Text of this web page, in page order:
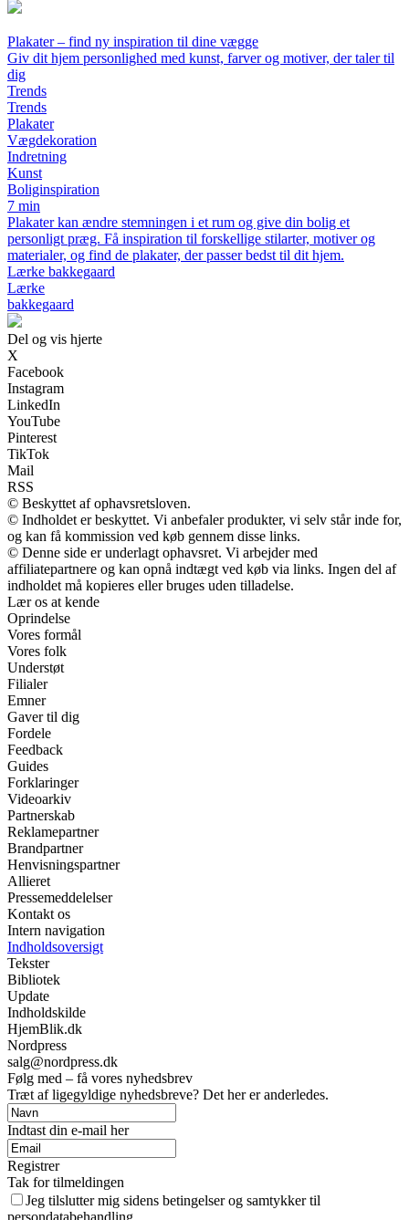
Plakater – find ny inspiration til dine vægge
Giv dit hjem personlighed med kunst, farver og motiver, der taler til
dig
Trends
Trends
Plakater
Vægdekoration
Indretning
Kunst
Boliginspiration
7 min
Plakater kan ændre stemningen i et rum og give din bolig et
personligt præg. Få inspiration til forskellige stilarter, motiver og
materialer, og find de plakater, der passer bedst til dit hjem.
Lærke bakkegaard
Lærke
bakkegaard
Del og vis hjerte
X
Facebook
Instagram
LinkedIn
YouTube
Pinterest
TikTok
Mail
RSS
© Beskyttet af ophavsretsloven.
© Indholdet er beskyttet. Vi anbefaler produkter, vi selv står inde for,
og kan få kommission ved køb gennem disse links.
© Denne side er underlagt ophavsret. Vi arbejder med
affiliatepartnere og kan opnå indtægt ved køb via links. Ingen del af
indholdet må kopieres eller bruges uden tilladelse.
Lær os at kende
Oprindelse
Vores formål
Vores folk
Understøt
Filialer
Emner
Gaver til dig
Fordele
Feedback
Guides
Forklaringer
Videoarkiv
Partnerskab
Reklamepartner
Brandpartner
Henvisningspartner
Allieret
Pressemeddelelser
Kontakt os
Intern navigation
Indholdsoversigt
Tekster
Bibliotek
Update
Indholdskilde
HjemBlik.dk
Nordpress
salg@nordpress.dk
Følg med – få vores nyhedsbrev
Træt af ligegyldige nyhedsbreve? Det her er anderledes.
Indtast din e-mail her
Registrer
Tak for tilmeldingen
Jeg tilslutter mig sidens betingelser og samtykker til